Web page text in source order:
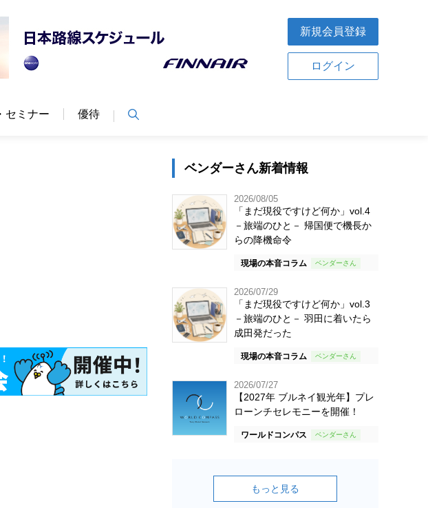
新規会員登録
ログイン
セミナー 優待
ベンダーさん新着情報
2026/08/05
「まだ現役ですけど何か」vol.4
－旅端のひと－ 帰国便で機長か
らの降機命令
現場の本音コラム
2026/07/29
「まだ現役ですけど何か」vol.3
－旅端のひと－ 羽田に着いたら
成田発だった
現場の本音コラム
2026/07/27
【2027年 ブルネイ観光年】プレ
ローンチセレモニーを開催！
ワールドコンパス
もっと見る